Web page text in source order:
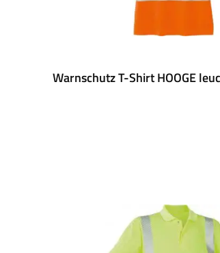
Warnschutz T-Shirt HOOGE